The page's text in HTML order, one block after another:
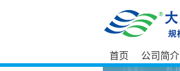
首页
公司简介